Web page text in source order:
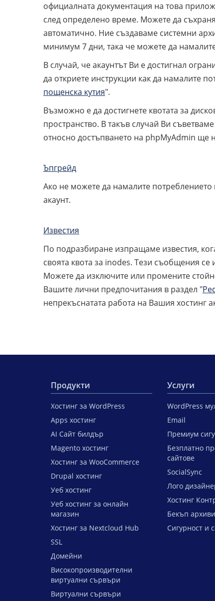
официалната документация на това
след определено време. Можете да
автоматично. Ние създаваме системни
минимум 7 дни, така че можете да
В случай, че акаунтът Ви е достигнал
да откриете инструкции как да намалите
пощенска кутия".
Възможно е да достигнете квотата за
пространство. В такъв случай Ви
относно достъпването на phpMyAdmin ще
Ъпгрейд
Ако не можете да намалите
акаунт.
Известия
По подразбиране изпращаме известия,
своята квота за inodes. Тези съобщения
Можете да изключите или промените
Вашите лични предпочитания в раздел "
непрекъснатата работа на Вашия хостинг
Продукти
Хостинг за WordPress
Apps хостинг
AI Сайт билдър
Magento хостинг
Хостинг за WooCommerce
Drupal хостинг
Уеб хостинг
Уеб хостинг за онлайн
магазин
Хостинг за Nextcloud Hub
SSL
Домейни
Високопроизводителни
виртуални сървъри
Виртуални сървъри
Услуги
WordPress
Email
Премиум
Безплатно
сайтове
SocialSync
Лого
Хостинг
Бекъп архиви
Сигурност и